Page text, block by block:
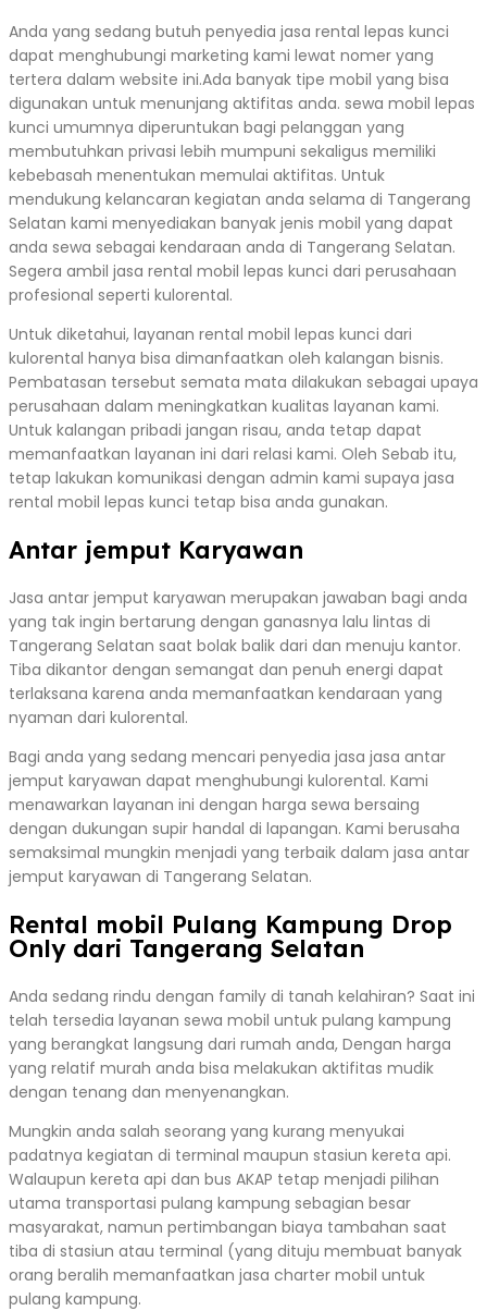
Anda yang sedang butuh penyedia jasa rental lepas kunci
dapat menghubungi marketing kami lewat nomer yang
tertera dalam website ini.Ada banyak tipe mobil yang bisa
digunakan untuk menunjang aktifitas anda. sewa mobil lepas
kunci umumnya diperuntukan bagi pelanggan yang
membutuhkan privasi lebih mumpuni sekaligus memiliki
kebebasah menentukan memulai aktifitas. Untuk
mendukung kelancaran kegiatan anda selama di Tangerang
Selatan kami menyediakan banyak jenis mobil yang dapat
anda sewa sebagai kendaraan anda di Tangerang Selatan.
Segera ambil jasa rental mobil lepas kunci dari perusahaan
profesional seperti kulorental.
Untuk diketahui, layanan rental mobil lepas kunci dari
kulorental hanya bisa dimanfaatkan oleh kalangan bisnis.
Pembatasan tersebut semata mata dilakukan sebagai upaya
perusahaan dalam meningkatkan kualitas layanan kami.
Untuk kalangan pribadi jangan risau, anda tetap dapat
memanfaatkan layanan ini dari relasi kami. Oleh Sebab itu,
tetap lakukan komunikasi dengan admin kami supaya jasa
rental mobil lepas kunci tetap bisa anda gunakan.
Antar jemput Karyawan
Jasa antar jemput karyawan merupakan jawaban bagi anda
yang tak ingin bertarung dengan ganasnya lalu lintas di
Tangerang Selatan saat bolak balik dari dan menuju kantor.
Tiba dikantor dengan semangat dan penuh energi dapat
terlaksana karena anda memanfaatkan kendaraan yang
nyaman dari kulorental.
Bagi anda yang sedang mencari penyedia jasa jasa antar
jemput karyawan dapat menghubungi kulorental. Kami
menawarkan layanan ini dengan harga sewa bersaing
dengan dukungan supir handal di lapangan. Kami berusaha
semaksimal mungkin menjadi yang terbaik dalam jasa antar
jemput karyawan di Tangerang Selatan.
Rental mobil Pulang Kampung Drop
Only dari Tangerang Selatan
Anda sedang rindu dengan family di tanah kelahiran? Saat ini
telah tersedia layanan sewa mobil untuk pulang kampung
yang berangkat langsung dari rumah anda, Dengan harga
yang relatif murah anda bisa melakukan aktifitas mudik
dengan tenang dan menyenangkan.
Mungkin anda salah seorang yang kurang menyukai
padatnya kegiatan di terminal maupun stasiun kereta api.
Walaupun kereta api dan bus AKAP tetap menjadi pilihan
utama transportasi pulang kampung sebagian besar
masyarakat, namun pertimbangan biaya tambahan saat
tiba di stasiun atau terminal (yang dituju membuat banyak
orang beralih memanfaatkan jasa charter mobil untuk
pulang kampung.